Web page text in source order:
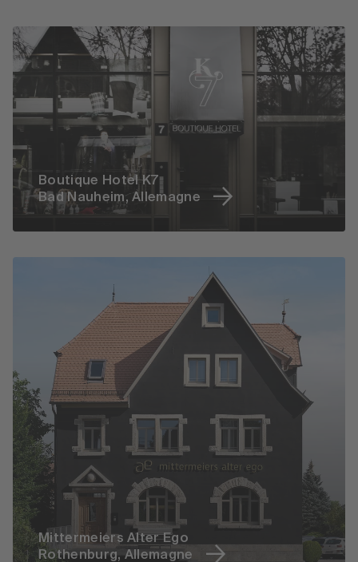
Boutique Hotel K7
Bad Nauheim, Allemagne
Mittermeiers Alter Ego
Rothenburg, Allemagne